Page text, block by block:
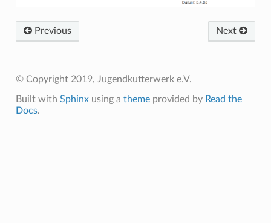
Next
Previous
© Copyright 2019, Jugendkutterwerk e.V.
Built with Sphinxusing a themeprovided by Read the
Docs.